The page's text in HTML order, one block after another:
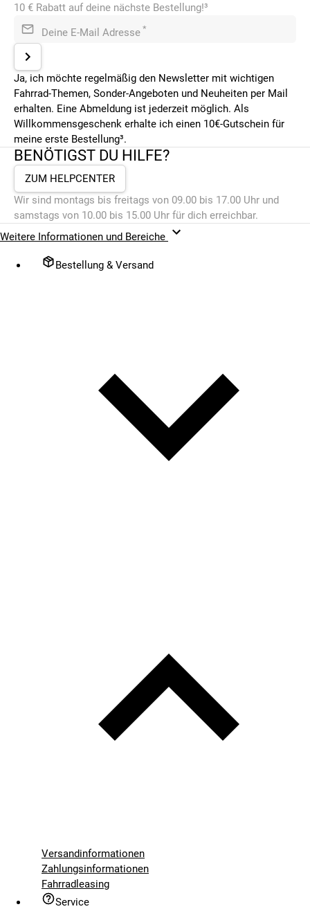
10 € Rabatt auf deine nächste Bestellung!³
Deine E-Mail Adresse *
Ja, ich möchte regelmäßig den Newsletter mit wichtigen
Fahrrad-Themen, Sonder-Angeboten und Neuheiten per Mail
erhalten. Eine Abmeldung ist jederzeit möglich. Als
Willkommensgeschenk erhalte ich einen 10€-Gutschein für
meine erste Bestellung³.
BENÖTIGST DU HILFE?
ZUM HELPCENTER
Wir sind montags bis freitags von 09.00 bis 17.00 Uhr und
samstags von 10.00 bis 15.00 Uhr für dich erreichbar.
Weitere Informationen und Bereiche
Bestellung & Versand
Versandinformationen
Zahlungsinformationen
Fahrradleasing
Service